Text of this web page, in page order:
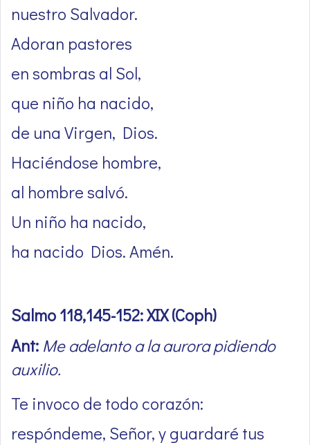
nuestro Salvador.
Adoran pastores
en sombras al Sol,
que niño ha nacido,
de una Virgen, Dios.
Haciéndose hombre,
al hombre salvó.
Un niño ha nacido,
ha nacido Dios. Amén.
Salmo 118,145-152: XIX (Coph)
Ant: Me adelanto a la aurora pidiendo
auxilio.
Te invoco de todo corazón:
respóndeme, Señor, y guardaré tus